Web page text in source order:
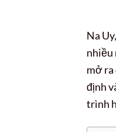
Na
nhiều
mở ra
định
trình